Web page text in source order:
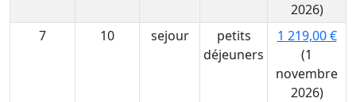
2026)
7
10 sejour
petits
déjeuners
1 219,00 €
(1
novembre
2026)